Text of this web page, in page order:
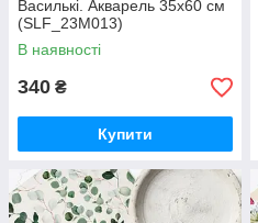
Василькі. Акварель 35x60 см
(SLF_23M013)
В наявності
340 ₴
Купити